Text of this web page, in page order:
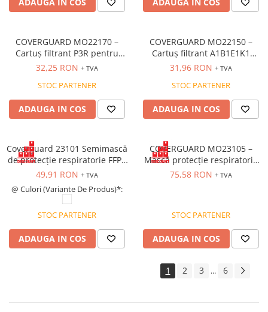
Saboți și papuci
Saboți de lucru O1
Saboți de protecție OB
Saboți de protecție SB
Sandale de protecție OB
Sandale de protecție SB
Sandale de protecție S1
Sandale de protecție S1P
Accesorii încălțăminte
PROTECȚIA MÂINILOR
Mănuși de protecție
Protecție mecanică
COVERGUARD MO22170 –
Cartuș filtrant P3R pentru
semimăști Eurmask UNO și
32,25 RON + TVA
STOC PARTENER
ADAUGA IN COS
COVERGUARD MO22150 –
Cartuș filtrant A1B1E1K1
pentru semimăști Eurmask
31,96 RON + TVA
STOC PARTENER
ADAUGA IN COS
Coverguard 23101 Semimască
de protecție respiratorie FFP1
NR D fără supapă, formă
49,91 RON + TVA
@ Culori (Variante De Produs)*:
STOC PARTENER
ADAUGA IN COS
COVERGUARD MO23105 –
Mască protecție respiratorie
FFP1 NR D cu supapă [Cutie
75,58 RON + TVA
STOC PARTENER
ADAUGA IN COS
1 2 3 ... 6